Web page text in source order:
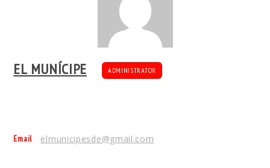
EL MUNÍCIPE ADMINISTRATOR
Email elmunicipesde@gmail.com